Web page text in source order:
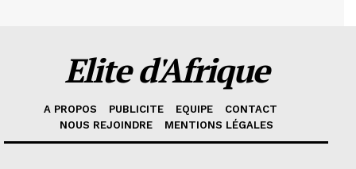
Elite d'Afrique
A PROPOS PUBLICITE EQUIPE
CONTACT
NOUS REJOINDRE
MENTIONS LÉGALES